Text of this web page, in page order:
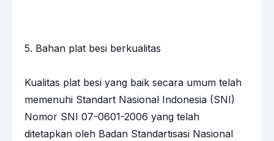
5. Bahan plat besi berkualitas
Kualitas plat besi yang baik secara umum telah
memenuhi Standart Nasional Indonesia (SNI)
Nomor SNI 07-0601-2006 yang telah
ditetapkan oleh Badan Standartisasi Nasional